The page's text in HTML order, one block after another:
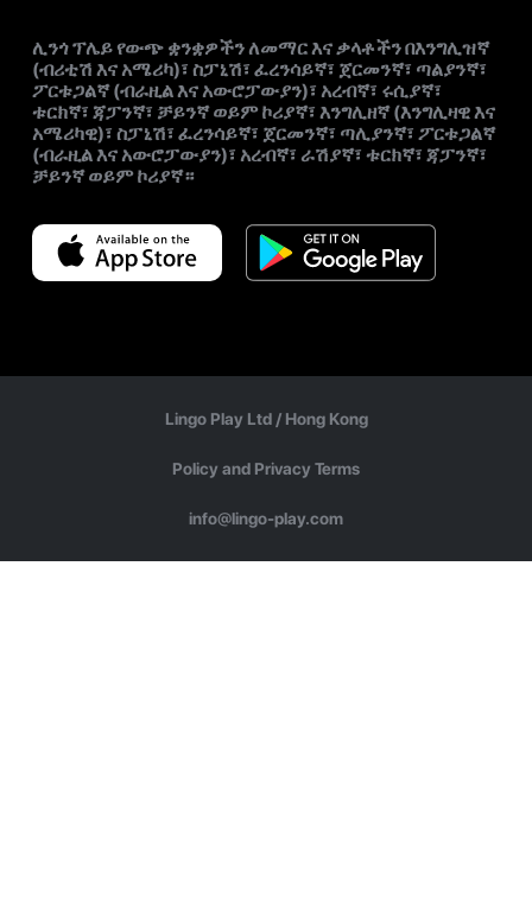
ሊንጎ ፕሌይ የውጭ ቋንቋዎችን ለመማር እና ቃላቶችን በእንግሊዝኛ
(ብሪቲሽ እና አሜሪካ)፣ ስፓኒሽ፣ ፈረንሳይኛ፣ ጀርመንኛ፣ ጣልያንኛ፣
ፖርቱጋልኛ (ብራዚል እና አውሮፓውያን)፣ አረብኛ፣ ሩሲያኛ፣
ቱርክኛ፣ ጃፓንኛ፣ ቻይንኛ ወይም ኮሪያኛ፣ እንግሊዘኛ (እንግሊዛዊ እና
አሜሪካዊ)፣ ስፓኒሽ፣ ፈረንሳይኛ፣ ጀርመንኛ፣ ጣሊያንኛ፣ ፖርቱጋልኛ
(ብራዚል እና አውሮፓውያን)፣ አረብኛ፣ ራሽያኛ፣ ቱርክኛ፣ ጃፓንኛ፣
ቻይንኛ ወይም ኮሪያኛ።
Lingo Play Ltd / Hong Kong
Policy and Privacy Terms
info@lingo-play.com